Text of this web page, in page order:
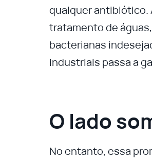
qualquer antibiótico.
tratamento de
bacterianas
industriais passa a
O lado
No entanto, essa